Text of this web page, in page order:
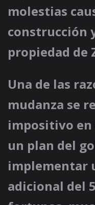
molestias
construcción
propiedad de
Una de las
mudanza se
impositivo en
un plan del
implementar
adicional del